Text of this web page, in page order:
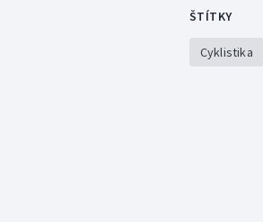
ŠTÍTKY
Cyklistika